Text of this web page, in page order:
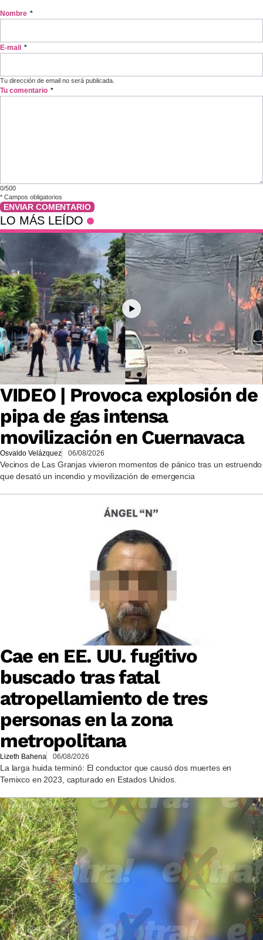
Nombre *
E-mail *
Tu dirección de email no será publicada.
Tu comentario *
0/500
* Campos obligatorios
ENVIAR COMENTARIO
LO MÁS LEÍDO
VIDEO | Provoca explosión de
pipa de gas intensa
movilización en Cuernavaca
Osvaldo Velázquez 06/08/2026
Vecinos de Las Granjas vivieron momentos de pánico tras un estruendo
que desató un incendio y movilización de emergencia
Cae en EE. UU. fugitivo
buscado tras fatal
atropellamiento de tres
personas en la zona
metropolitana
Lizeth Bahena 06/08/2026
La larga huida terminó: El conductor que causó dos muertes en
Temixco en 2023, capturado en Estados Unidos.